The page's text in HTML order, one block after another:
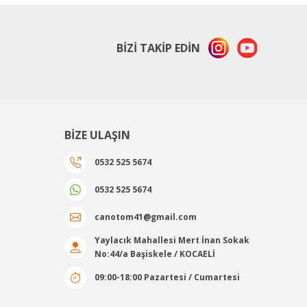
BİZİ TAKİP EDİN
BİZE ULAŞIN
0532 525 5674
0532 525 5674
canotom41@gmail.com
Yaylacık Mahallesi Mert İnan Sokak
No:44/a Başiskele / KOCAELİ
09:00-18:00 Pazartesi / Cumartesi